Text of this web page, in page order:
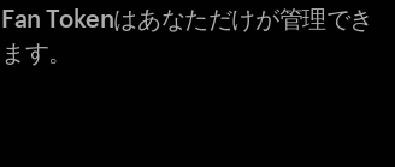
Fan Tokenはあなただけが管理でき
ます。